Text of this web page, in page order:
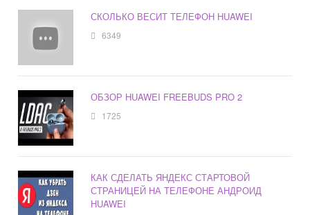
СКОЛЬКО ВЕСИТ ТЕЛЕФОН HUAWEI
6349
ОБЗОР HUAWEI FREEBUDS PRO 2
1725
КАК СДЕЛАТЬ ЯНДЕКС СТАРТОВОЙ
СТРАНИЦЕЙ НА ТЕЛЕФОНЕ АНДРОИД
HUAWEI